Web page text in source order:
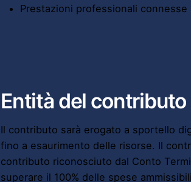
Prestazioni professionali connesse
Entità del contributo
Il contributo sarà erogato a sportello
fino a esaurimento delle risorse. Il
contributo riconosciuto dal Conto
superare il 100% delle spese